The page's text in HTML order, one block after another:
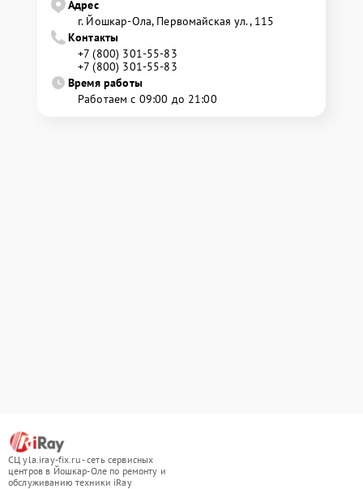
Адрес
г. Йошкар-Ола, Первомайская ул., 115
Контакты
+7 (800) 301-55-83
+7 (800) 301-55-83
Время работы
Работаем с 09:00 до 21:00
СЦ yla.iray-fix.ru - сеть сервисных
центров в Йошкар-Оле по ремонту и
обслуживанию техники iRay